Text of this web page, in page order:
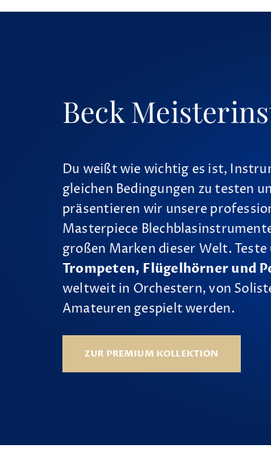
Beck
Du weißt wie wichtig es ist,
gleichen Bedingungen zu testen
präsentieren wir unsere
Masterpiece
großen Marken dieser Welt.
Trompeten, Flügelhörner und
weltweit in Orchestern, von
Amateuren gespielt werden.
ZUR PREMIUM KOLLEKTION